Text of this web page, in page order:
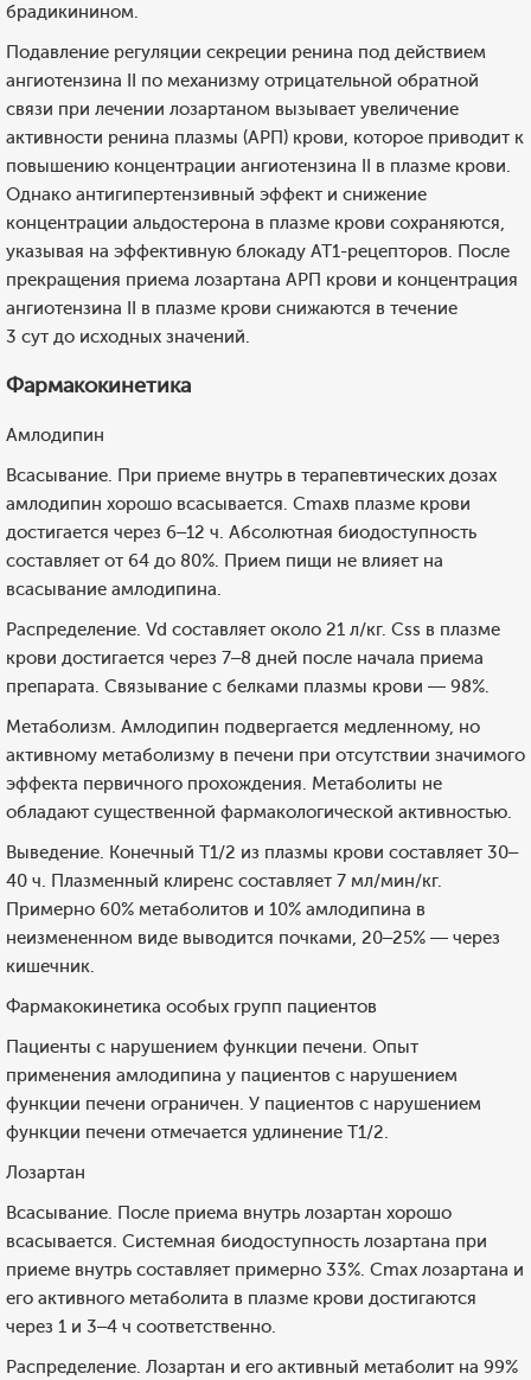
брадикинином.
Подавление регуляции секреции ренина под действием
ангиотензина II по механизму отрицательной обратной
связи при лечении лозартаном вызывает увеличение
активности ренина плазмы (АРП) крови, которое приводит к
повышению концентрации ангиотензина II в плазме крови.
Однако антигипертензивный эффект и снижение
концентрации альдостерона в плазме крови сохраняются,
указывая на эффективную блокаду АТ1-рецепторов. После
прекращения приема лозартана АРП крови и концентрация
ангиотензина II в плазме крови снижаются в течение
3 сут до исходных значений.
Фармакокинетика
Амлодипин
Всасывание. При приеме внутрь в терапевтических дозах
амлодипин хорошо всасывается. Cmaxв плазме крови
достигается через 6–12 ч. Абсолютная биодоступность
составляет от 64 до 80%. Прием пищи не влияет на
всасывание амлодипина.
Распределение. Vd составляет около 21 л/кг. Css в плазме
крови достигается через 7–8 дней после начала приема
препарата. Связывание с белками плазмы крови — 98%.
Метаболизм. Амлодипин подвергается медленному, но
активному метаболизму в печени при отсутствии значимого
эффекта первичного прохождения. Метаболиты не
обладают существенной фармакологической активностью.
Выведение. Конечный T1/2 из плазмы крови составляет 30–
40 ч. Плазменный клиренс составляет 7 мл/мин/кг.
Примерно 60% метаболитов и 10% амлодипина в
неизмененном виде выводится почками, 20–25% — через
кишечник.
Фармакокинетика особых групп пациентов
Пациенты с нарушением функции печени. Опыт
применения амлодипина у пациентов с нарушением
функции печени ограничен. У пациентов с нарушением
функции печени отмечается удлинение T1/2.
Лозартан
Всасывание. После приема внутрь лозартан хорошо
всасывается. Системная биодоступность лозартана при
приеме внутрь составляет примерно 33%. Cmax лозартана и
его активного метаболита в плазме крови достигаются
через 1 и 3–4 ч соответственно.
Распределение. Лозартан и его активный метаболит на 99%